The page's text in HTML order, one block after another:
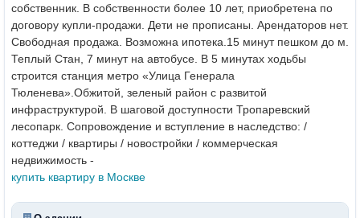
собственник. В собственности более 10 лет, приобретена по
договору купли-продажи. Дети не прописаны. Арендаторов нет.
Свободная продажа. Возможна ипотека. 15 минут пешком до м.
Теплый Стан, 7 минут на автобусе. В 5 минутах ходьбы
строится станция метро «Улица Генерала
Тюленева». Обжитой, зеленый район с развитой
инфраструктурой. В шаговой доступности Тропаревский
лесопарк. Сопровождение и вступление в наследство: /
коттеджи / квартиры / новостройки / коммерческая
недвижимость -
купить квартиру в Москве